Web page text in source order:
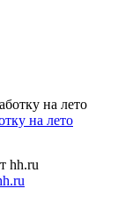
на лето